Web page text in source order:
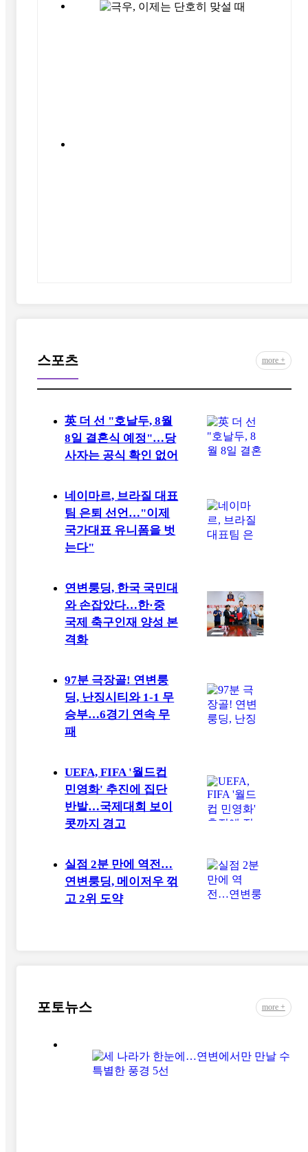
스포츠 more +
英 더 선 "호날두, 8월
8일 결혼식 예정"…당
사자는 공식 확인 없어
네이마르, 브라질 대표
팀 은퇴 선언…"이제
국가대표 유니폼을 벗
는다"
연변룽딩, 한국 국민대
와 손잡았다…한·중
국제 축구인재 양성 본
격화
97분 극장골! 연변룽
딩, 난징시티와 1-1 무
승부…6경기 연속 무
패
UEFA, FIFA '월드컵
민영화' 추진에 집단
반발…국제대회 보이
콧까지 경고
실점 2분 만에 역전…
연변룽딩, 메이저우 꺾
고 2위 도약
포토뉴스 more +